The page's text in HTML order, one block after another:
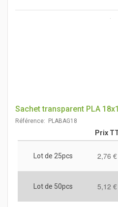
Sachet transparent PLA
Référence: PLABAG18
Prix
Lot de 25pcs 2,76 €
Lot de 50pcs 5,12 €